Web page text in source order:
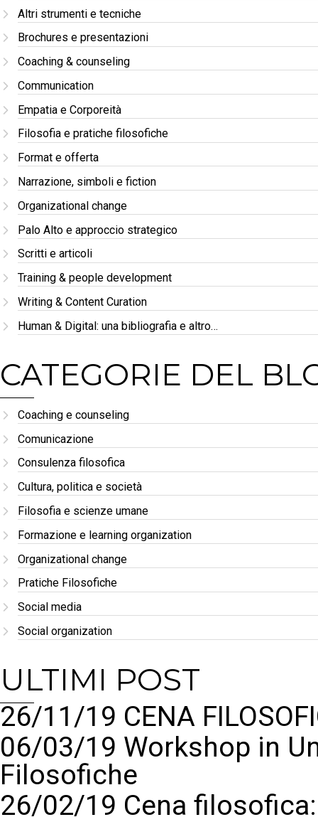
Altri strumenti e tecniche
Brochures e presentazioni
Coaching & counseling
Communication
Empatia e Corporeità
Filosofia e pratiche filosofiche
Format e offerta
Narrazione, simboli e fiction
Organizational change
Palo Alto e approccio strategico
Scritti e articoli
Training & people development
Writing & Content Curation
Human & Digital: una bibliografia e altro…
CATEGORIE DEL
Coaching e counseling
Comunicazione
Consulenza filosofica
Cultura, politica e società
Filosofia e scienze umane
Formazione e learning organization
Organizational change
Pratiche Filosofiche
Social media
Social organization
ULTIMI POST
26/11/19 CENA
06/03/19 Workshop in
Filosofiche
26/02/19 Cena filosofica: